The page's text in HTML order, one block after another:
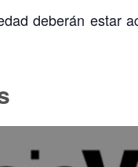
deberán estar